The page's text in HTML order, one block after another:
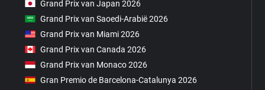
Grand Prix van Japan 2026
Grand Prix van Saoedi-Arabië 2026
Grand Prix van Miami 2026
Grand Prix van Canada 2026
Grand Prix van Monaco 2026
Gran Premio de Barcelona-Catalunya 2026